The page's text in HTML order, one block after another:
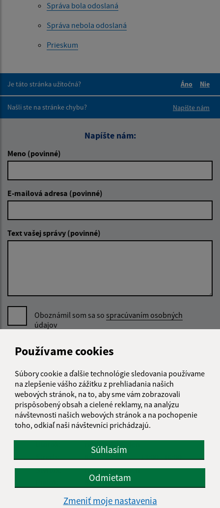
Používame cookies
Súbory cookie a ďalšie technológie sledovania používame
na zlepšenie vášho zážitku z prehliadania našich
webových stránok, na to, aby sme vám zobrazovali
prispôsobený obsah a cielené reklamy, na analýzu
návštevnosti našich webových stránok a na pochopenie
toho, odkiaľ naši návštevníci prichádzajú.
Súhlasím
Odmietam
Zmeniť moje nastavenia
Správa bola odoslaná
Správa nebola odoslaná
Prieskum
Je táto stránka užitočná?
Áno
Nie
Našli ste na stránke chybu?
Napíšte nám
Napíšte nám:
Meno (povinné)
E-mailová adresa (povinné)
Text vašej správy (povinné)
Oboznámil som sa so spracúvaním osobných
údajov
Google reCaptcha ResponseOdoslať správu
Úradné hodiny:
Deň
Čas doobeda
Čas poobede
8:00 - 12:30
13:00 - 16:00
nestránkový deň
Streda:
8:00 - 12:30
13:00 - 16:00
Štvrtok:
nestránkový deň
8:00 - 12:00
Kontakt: